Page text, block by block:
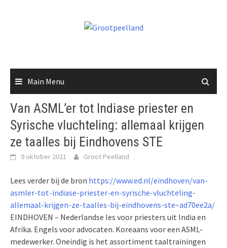
Main Menu
Van ASML’er tot Indiase priester en
Syrische vluchteling: allemaal krijgen
ze taalles bij Eindhovens STE
9 oktober 2021 Groot Peelland
Lees verder bij de bron https://www.ed.nl/eindhoven/van-
asmler-tot-indiase-priester-en-syrische-vluchteling-
allemaal-krijgen-ze-taalles-bij-eindhovens-ste~ad70ee2a/
EINDHOVEN – Nederlandse les voor priesters uit India en
Afrika. Engels voor advocaten. Koreaans voor een ASML-
medewerker. Oneindig is het assortiment taaltrainingen